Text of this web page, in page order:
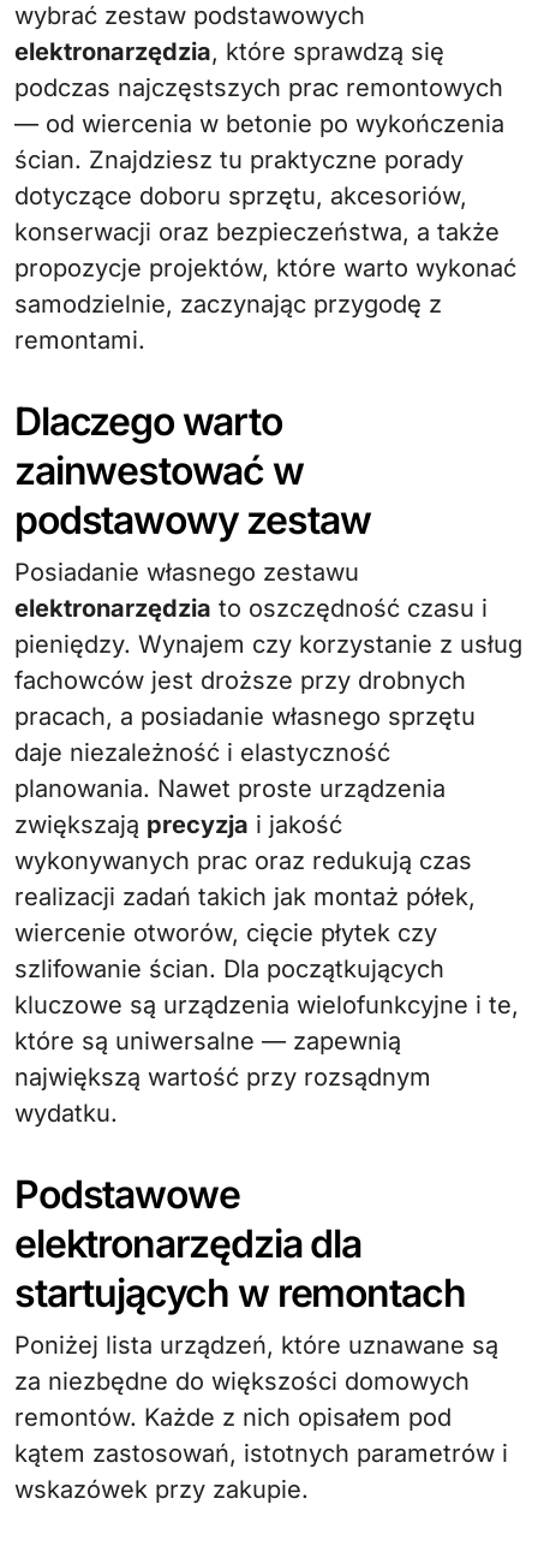
wybrać zestaw podstawowych
elektronarzędzia, które sprawdzą się
podczas najczęstszych prac remontowych
— od wiercenia w betonie po wykończenia
ścian. Znajdziesz tu praktyczne porady
dotyczące doboru sprzętu, akcesoriów,
konserwacji oraz bezpieczeństwa, a także
propozycje projektów, które warto wykonać
samodzielnie, zaczynając przygodę z
remontami.
Dlaczego warto
zainwestować w
podstawowy zestaw
Posiadanie własnego zestawu
elektronarzędzia to oszczędność czasu i
pieniędzy. Wynajem czy korzystanie z usług
fachowców jest droższe przy drobnych
pracach, a posiadanie własnego sprzętu
daje niezależność i elastyczność
planowania. Nawet proste urządzenia
zwiększają precyzja i jakość
wykonywanych prac oraz redukują czas
realizacji zadań takich jak montaż półek,
wiercenie otworów, cięcie płytek czy
szlifowanie ścian. Dla początkujących
kluczowe są urządzenia wielofunkcyjne i te,
które są uniwersalne — zapewnią
największą wartość przy rozsądnym
wydatku.
Podstawowe
elektronarzędzia dla
startujących w remontach
Poniżej lista urządzeń, które uznawane są
za niezbędne do większości domowych
remontów. Każde z nich opisałem pod
kątem zastosowań, istotnych parametrów i
wskazówek przy zakupie.